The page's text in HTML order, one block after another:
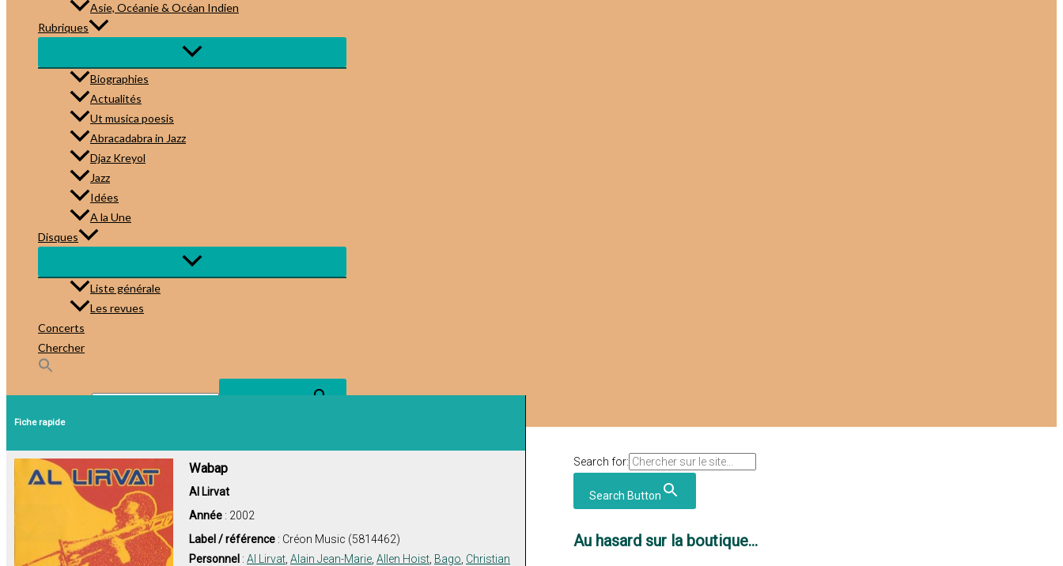
Asie, Océanie & Océan Indien
Rubriques
Biographies
Actualités
Ut musica poesis
Abracadabra in Jazz
Djaz Kreyol
Jazz
Idées
A la Une
Disques
Liste générale
Les revues
Concerts
Chercher
Search Button
Fiche rapide
Wabap
Al Lirvat
Année : 2002
Label / référence : Créon Music (5814462)
Personnel : Al Lirvat Alain Jean-Marie Allen Hoist Bago Christian
Search for:
Search Button
Au hasard sur la boutique...